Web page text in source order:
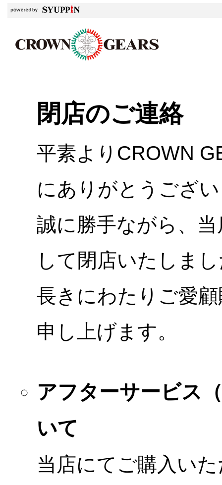
閉店のご連絡
平素よりCROWN
にありがとうござ
誠に勝手ながら、
して閉店いたしま
長きにわたりご愛
申し上げます。
アフターサービス
いて
当店にてご購入い